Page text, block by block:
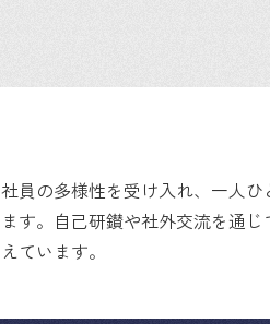
社員の多様性を受け入れ、一人
ます。自己研鑚や社外交流を通
えています。